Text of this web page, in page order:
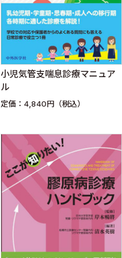
小児気管支喘息診療マニュア
ル
定価：4,840円（税込）